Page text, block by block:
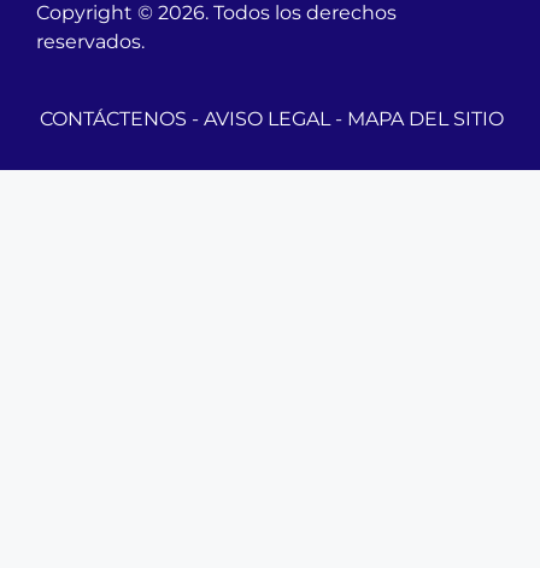
Copyright © 2026. Todos los derechos
reservados.
CONTÁCTENOS - AVISO LEGAL- MAPA DEL SITIO